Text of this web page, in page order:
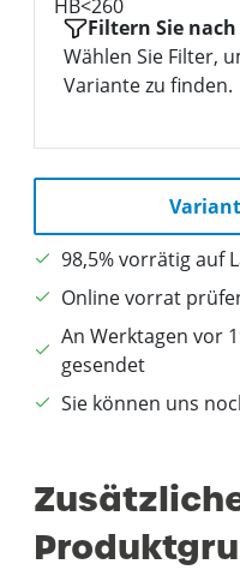
Filtern Sie
Wählen Sie Filter,
Variante zu finden.
98,5% vorrätig auf
Online vorrat
An Werktagen vor
gesendet
Sie können uns